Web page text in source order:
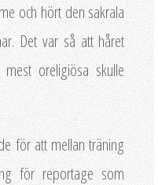
och hört den sakrala
Det var så att håret
oreligiösa skulle
för att mellan träning
för reportage som